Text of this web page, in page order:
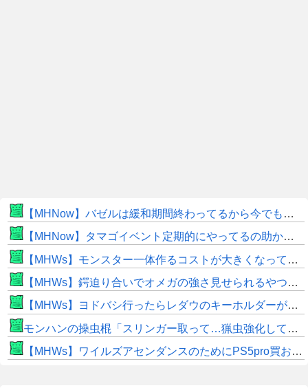
【MHNow】バゼルは緩和期間終わってるから今でもとんでもない数必要なんじゃない？
【MHNow】タマゴイベント定期的にやってるの助かるよね
【MHWs】モンスター一体作るコストが大きくなっている昨今でこそ亜種に頼るべきだよな
【MHWs】鍔迫り合いでオメガの強さ見せられるやつ一番すき
【MHWs】ヨドバシ行ったらレダウのキーホルダーが100円で売ってて草
モンハンの操虫棍「スリンガー取って…猟虫強化して…エキス取って… よし、戦うぞ」←これ
【MHWs】ワイルズアセンダンスのためにPS5pro買おうとしたら転売価格ばかりじゃねーか